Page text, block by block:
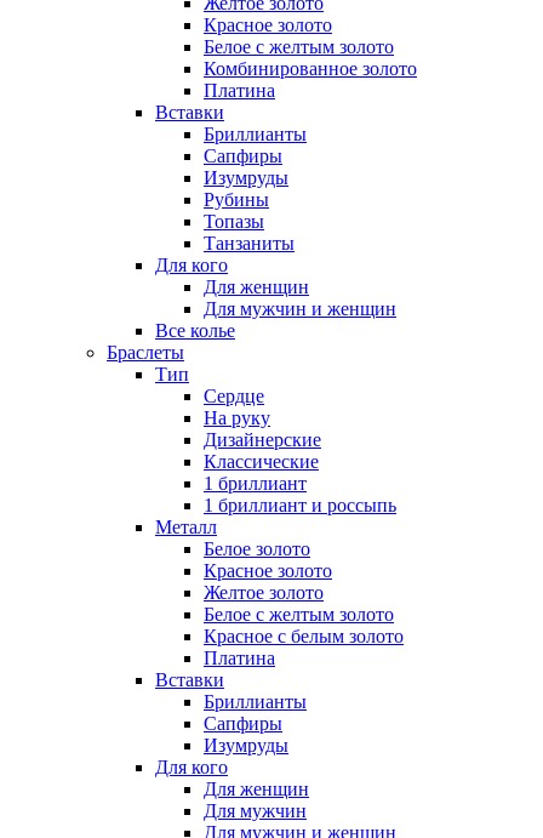
Красное золото
Белое с желтым золото
Комбинированное золото
Платина
Вставки
Бриллианты
Сапфиры
Изумруды
Рубины
Топазы
Танзаниты
Для кого
Для женщин
Для мужчин и женщин
Все колье
Браслеты
Тип
Сердце
На руку
Дизайнерские
Классические
1 бриллиант
1 бриллиант и россыпь
Металл
Белое золото
Красное золото
Желтое золото
Белое с желтым золото
Красное с белым золото
Платина
Вставки
Бриллианты
Сапфиры
Изумруды
Для кого
Для женщин
Для мужчин
Для мужчин и женщин